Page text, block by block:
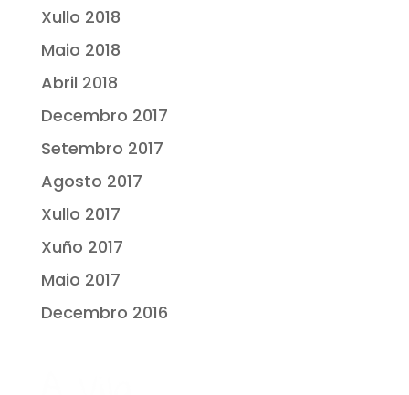
Xullo 2018
Maio 2018
Abril 2018
Decembro 2017
Setembro 2017
Agosto 2017
Xullo 2017
Xuño 2017
Maio 2017
Decembro 2016